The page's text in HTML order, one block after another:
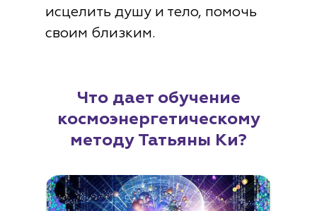
исцелить душу и тело, помочь
своим близким.
Что дает обучение
космоэнергетическому
методу Татьяны Ки?